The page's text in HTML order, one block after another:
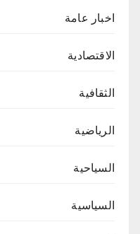
اخبار عامة
الاقتصادية
الثقافية
الرياضية
السياحية
السياسية